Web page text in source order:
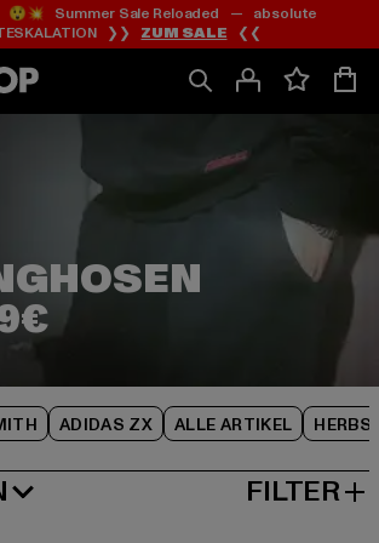
Zum
Inhalt
springen
Zum
Fußzeile
springen
Summer Sale Reloaded — absolute
❯❯ ZUM SALE ❮❮
ADIDAS ZX ALLE ARTIKEL
Zum
Produktraster
springen
FILTER